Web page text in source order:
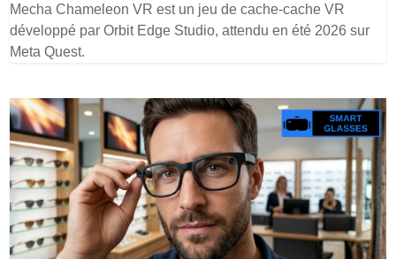
Mecha Chameleon VR est un jeu de cache-cache VR
développé par Orbit Edge Studio, attendu en été 2026 sur
Meta Quest.